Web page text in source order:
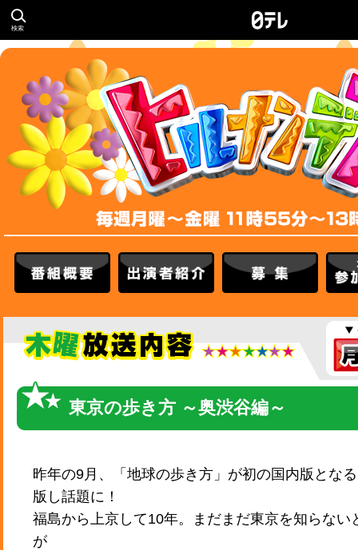
検索
番組概要 出演者紹介 募集
東京の歩き方 ～奥渋谷編～
昨年の9月、「地球の歩き方」が初の国内版とな
版し話題に！
福島から上京して10年。まだまだ東京を知らない
が